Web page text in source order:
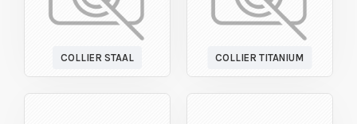
COLLIER STAAL COLLIER TITANIUM